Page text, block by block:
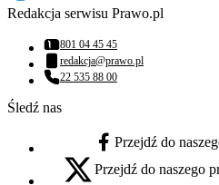
Redakcja serwisu Prawo.pl
Numer telefonu:
801 04 45 45
Adres email:
redakcja@prawo.pl
Numer telefonu:
22 535 88 00
Śledź nas
facebook - otwiera się w
Przejdź do
x - otwiera się w nowej karcie
Przejdź do naszego